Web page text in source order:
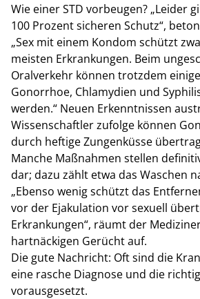
Wie einer STD vorbeugen? „Leider
100 Prozent sicheren Schutz“,
„Sex mit einem Kondom schützt
meisten Erkrankungen. Beim
Oralverkehr können trotzdem
Gonorrhoe, Chlamydien und
werden.“ Neuen Erkenntnissen
Wissenschaftler zufolge können
durch heftige Zungenküsse
Manche Maßnahmen stellen
dar; dazu zählt etwa das Waschen
„Ebenso wenig schützt das
vor der Ejakulation vor sexuell
Erkrankungen“, räumt der
hartnäckigen Gerücht auf.
Die gute Nachricht: Oft sind die
eine rasche Diagnose und die
vorausgesetzt.